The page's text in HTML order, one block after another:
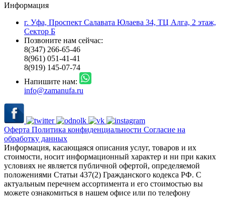
Информация
г. Уфа, Проспект Салавата Юлаева 34, ТЦ Алга, 2 этаж,
Сектор Б
Позвоните нам сейчас:
8(347) 266-65-46
8(961) 051-41-41
8(919) 145-07-74
Напишите нам:
info@zamanufa.ru
Оферта Политика конфиденциальности Согласие на
обработку данных
Информация, касающаяся описания услуг, товаров и их
стоимости, носит информационный характер и ни при каких
условиях не является публичной офертой, определяемой
положениями Статьи 437(2) Гражданского кодекса РФ. С
актуальным перечнем ассортимента и его стоимостью вы
можете ознакомиться в нашем офисе или по телефону